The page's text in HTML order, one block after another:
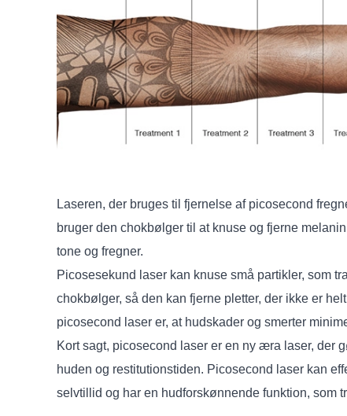
Laseren, der bruges til fjernelse af picosecond
bruger den chokbølger til at knuse og fjerne
tone og fregner.
Picosesekund laser kan knuse små partikler, som
chokbølger, så den kan fjerne pletter, der ikke er
picosecond laser er, at hudskader og smerter
Kort sagt, picosecond laser er en ny æra laser, der
huden og restitutionstiden. Picosecond laser kan
selvtillid og har en hudforskønnende funktion, som